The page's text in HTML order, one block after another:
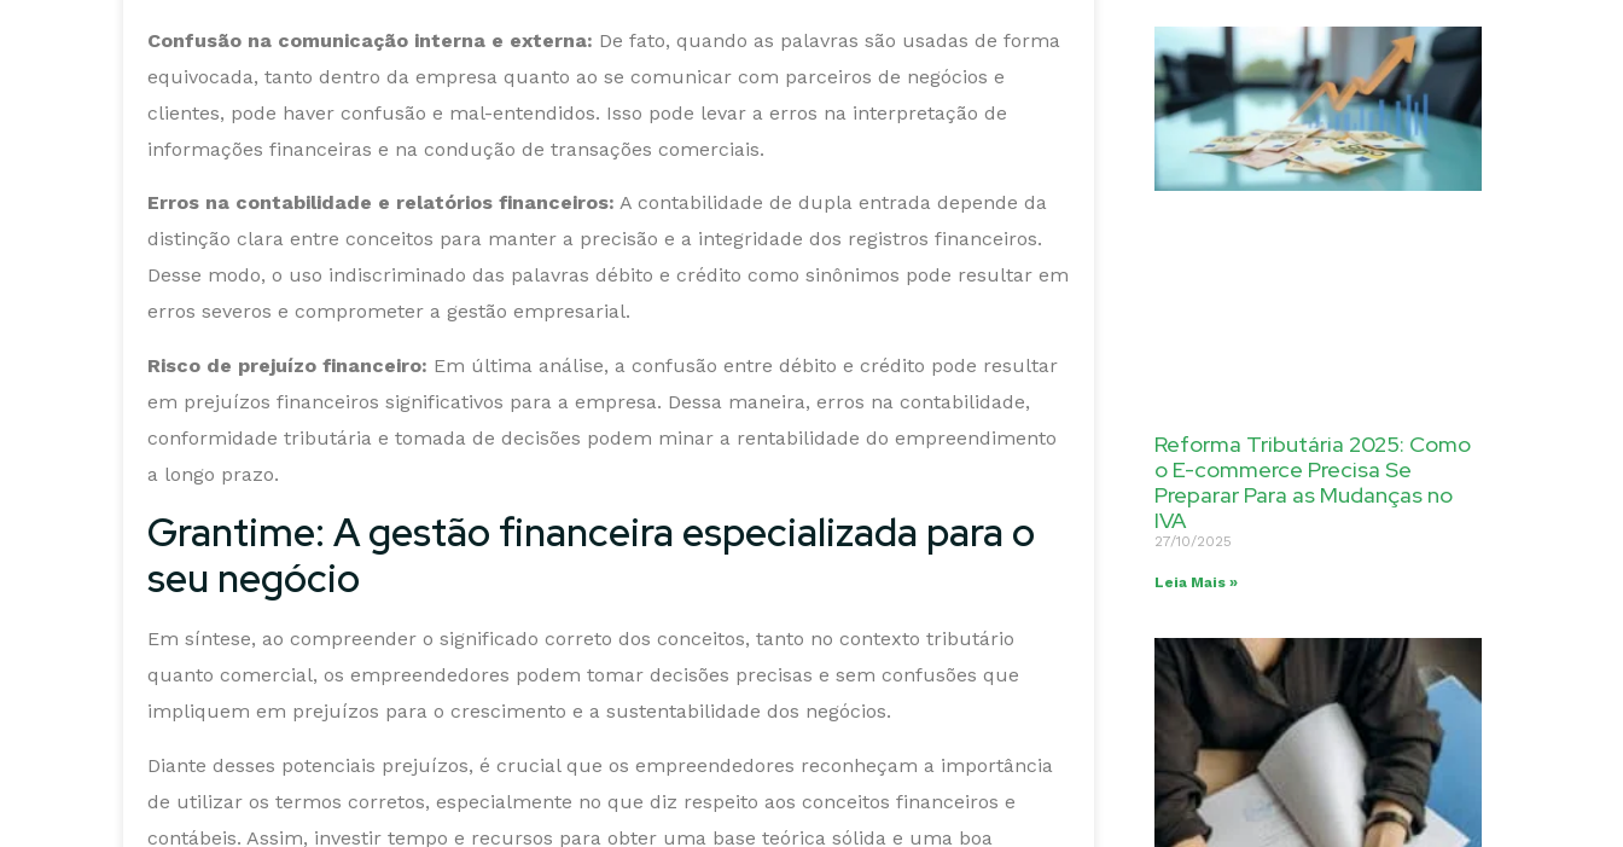
Confusão na comunicação interna e externa: De fato, quando as palavras são usadas de forma
equivocada, tanto dentro da empresa quanto ao se comunicar com parceiros de negócios e
clientes, pode haver confusão e mal-entendidos. Isso pode levar a erros na interpretação de
informações financeiras e na condução de transações comerciais.
Erros na contabilidade e relatórios financeiros: A contabilidade de dupla entrada depende da
distinção clara entre conceitos para manter a precisão e a integridade dos registros financeiros.
Desse modo, o uso indiscriminado das palavras débito e crédito como sinônimos pode resultar em
erros severos e comprometer a gestão empresarial.
Risco de prejuízo financeiro: Em última análise, a confusão entre débito e crédito pode resultar
em prejuízos financeiros significativos para a empresa. Dessa maneira, erros na contabilidade,
conformidade tributária e tomada de decisões podem minar a rentabilidade do empreendimento
a longo prazo.
Grantime: A gestão financeira especializada para o
seu negócio
Em síntese, ao compreender o significado correto dos conceitos, tanto no contexto tributário
quanto comercial, os empreendedores podem tomar decisões precisas e sem confusões que
impliquem em prejuízos para o crescimento e a sustentabilidade dos negócios.
Diante desses potenciais prejuízos, é crucial que os empreendedores reconheçam a importância
de utilizar os termos corretos, especialmente no que diz respeito aos conceitos financeiros e
contábeis. Assim, investir tempo e recursos para obter uma base teórica sólida e uma boa
Reforma Tributária 2025: Como
o E-commerce Precisa Se
Preparar Para as Mudanças no
IVA
27/10/2025
Leia Mais »